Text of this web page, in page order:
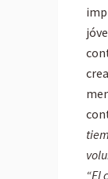
“El